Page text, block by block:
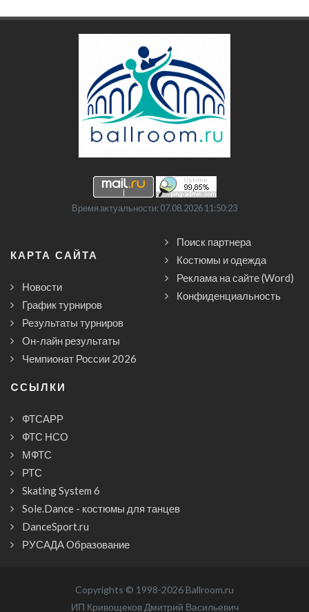
Время актуальности: 07.08.2026 11:50:23
КАРТА САЙТА
Новости
График турниров
Результаты турниров
Он-лайн результаты
Чемпионат России 2026
Поиск партнера
Костюмы и одежда
Реклама на сайте (Word)
Конфиденциальность
CСЫЛКИ
ФТСАРР
ФТС НСО
МФТС
РТС
Skating System 6
Sole.Dance - костюмы для танцев
DanceSport.ru
РУСАДА Образование
Copyrights © 1998-2026 Ballroom.ru
ИП Кривощеков Дмитрий Васильевич